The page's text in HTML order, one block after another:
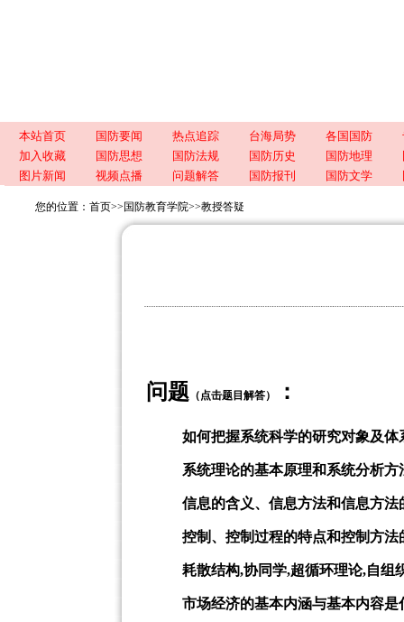
本站首页 国防要闻 热点追踪 台海局势 各国国防
加入收藏
国防思想 国防法规 国防历史 国防地理
图片新闻
视频点播 问题解答 国防报刊 国防文学
您的位置： 首页>> 国防教育学院>>教授答疑
问题 （点击题目解答） ：
如何把握系统科学的研究对象及体
系统理论的基本原理和系统分析方
信息的含义、信息方法和信息方法
控制、控制过程的特点和控制方法
耗散结构,协同学,超循环理论,自组
市场经济的基本内涵与基本内容是